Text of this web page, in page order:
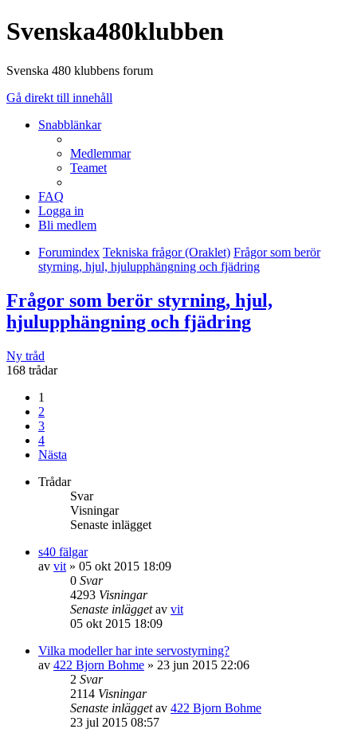
Svenska480klubben
Svenska 480 klubbens forum
Gå direkt till innehåll
Snabblänkar
Medlemmar
Teamet
FAQ
Logga in
Bli medlem
Forumindex Tekniska frågor (Oraklet) Frågor som berör
styrning, hjul, hjulupphängning och fjädring
Frågor som berör styrning, hjul,
hjulupphängning och fjädring
Ny tråd
168 trådar
1
2
3
4
Nästa
Trådar
Svar
Visningar
Senaste inlägget
s40 fälgar
av vit » 05 okt 2015 18:09
0 Svar
4293 Visningar
Senaste inläggetav vit
05 okt 2015 18:09
Vilka modeller har inte servostyrning?
av 422 Bjorn Bohme » 23 jun 2015 22:06
2 Svar
2114 Visningar
Senaste inläggetav 422 Bjorn Bohme
23 jul 2015 08:57